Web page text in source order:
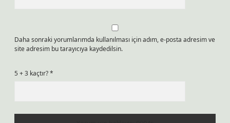
Daha sonraki yorumlarımda kullanılması için adım, e-posta adresim ve
site adresim bu tarayıcıya kaydedilsin.
5 + 3 kaçtır?*